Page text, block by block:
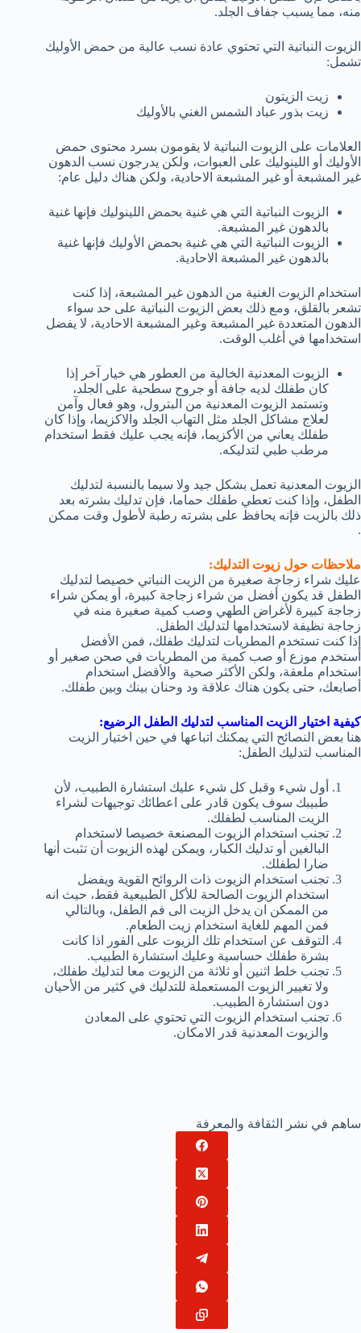
منه، مما يسبب جفاف الجلد.
الزيوت النباتية التي تحتوي عادة نسب عالية من حمض الأوليك
تشمل:
زيت الزيتون
زيت بذور عباد الشمس الغني بالأوليك
العلامات على الزيوت النباتية لا يقومون بسرد محتوى حمض
الأوليك أو اللينوليك على العبوات، ولكن يدرجون نسب الدهون
غير المشبعة أو غير المشبعة الاحادية، ولكن هناك دليل عام:
الزيوت النباتية التي هي غنية بحمض اللينوليك فإنها غنية
بالدهون غير المشبعة.
الزيوت النباتية التي هي غنية بحمض الأوليك فإنها غنية
بالدهون غير المشبعة الاحادية.
استخدام الزيوت الغنية من الدهون غير المشبعة، إذا كنت
تشعر بالقلق، ومع ذلك بعض الزيوت النباتية على حد سواء
الدهون المتعددة غير المشبعة وغير المشبعة الاحادية، لا يفضل
استخدامها في أغلب الوقت.
الزيوت المعدنية الخالية من العطور هي خيار آخر إذا
كان طفلك لديه جافة أو جروح سطحية على الجلد،
وتستمد الزيوت المعدنية من البترول، وهو فعال وآمن
لعلاج مشاكل الجلد مثل التهاب الجلد والاكزيما، وإذا كان
طفلك يعاني من الأكزيما، فإنه يجب عليك فقط استخدام
مرطب طبي لتدليكه.
الزيوت المعدنية تعمل بشكل جيد ولا سيما بالنسبة لتدليك
الطفل، وإذا كنت تعطي طفلك حماما، فإن تدليك بشرته بعد
ذلك بالزيت فإنه يحافظ على بشرته رطبة لأطول وقت ممكن
.
ملاحظات حول زيوت التدليك:
عليك شراء زجاجة صغيرة من الزيت النباتي خصيصا لتدليك
الطفل قد يكون أفضل من شراء زجاجة كبيرة، أو يمكن شراء
زجاجة كبيرة لأغراض الطهي وصب كمية صغيرة منه في
زجاجة نظيفة لاستخدامها لتدليك الطفل.
إذا كنت تستخدم المطريات لتدليك طفلك، فمن الأفضل
أستخدم موزع أو صب كمية من المطريات في صحن صغير أو
استخدام ملعقة، ولكن الأكثر صحية والأفضل استخدام
أصابعك، حتى يكون هناك علاقة ود وحنان بينك وبين طفلك.
كيفية اختيار الزيت المناسب لتدليك الطفل الرضيع:
هنا بعض النصائح التي يمكنك اتباعها في حين اختيار الزيت
المناسب لتدليك الطفل:
أول شيء وقبل كل شيء عليك استشارة الطبيب، لأن
طبيبك سوف يكون قادر على اعطائك توجيهات لشراء
الزيت المناسب لطفلك.
تجنب استخدام الزيوت المصنعة خصيصا لاستخدام
البالغين أو تدليك الكبار، ويمكن لهذه الزيوت أن تثبت أنها
ضارا لطفلك.
تجنب استخدام الزيوت ذات الروائح القوية ويفضل
استخدام الزيوت الصالحة للأكل الطبيعية فقط، حيث انه
من الممكن ان يدخل الزيت الى فم الطفل، وبالتالي
فمن المهم للغاية استخدام زيت الطعام.
التوقف عن استخدام تلك الزيوت على الفور اذا كانت
بشرة طفلك حساسية وعليك استشارة الطبيب.
تجنب خلط اثنين أو ثلاثة من الزيوت معا لتدليك طفلك،
ولا تغيير الزيوت المستعملة للتدليك في كثير من الأحيان
دون استشارة الطبيب.
تجنب استخدام الزيوت التي تحتوي على المعادن
والزيوت المعدنية قدر الامكان.
ساهم في نشر الثقافة والمعرفة